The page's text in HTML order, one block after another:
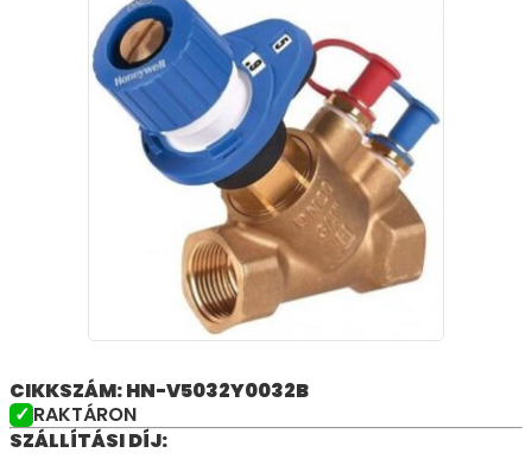
CIKKSZÁM: HN-V5032Y0032B
RAKTÁRON
SZÁLLÍTÁSI DÍJ: